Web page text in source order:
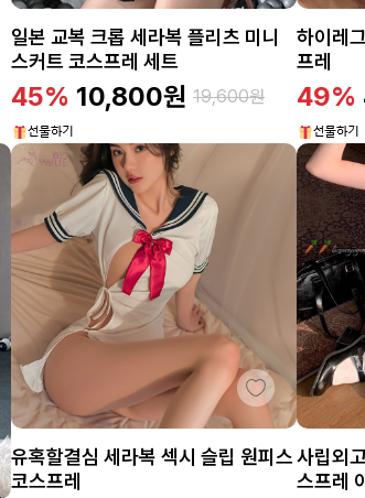
일본 교복 크롭 세라복 플리츠 미니
스커트 코스프레 세트
45% 10,800원 19,600원
하이레
프레
49%
유혹할결심 세라복 섹시 슬립 원피스
코스프레
사립외
스프레